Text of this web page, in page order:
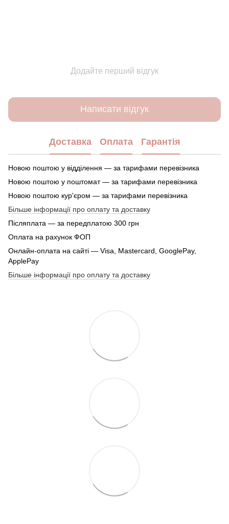
Додайте перший відгук
Написати відгук
Доставка Оплата Гарантія
Новою поштою у відділення — за тарифами перевізника
Новою поштою у поштомат — за тарифами перевізника
Новою поштою кур'єром — за тарифами перевізника
Більше інформації про оплату та доставку
Післяплата — за передплатою 300 грн
Оплата на рахунок ФОП
Онлайн-оплата на сайті — Visa, Mastercard, GooglePay,
ApplePay
Більше інформації про оплату та доставку